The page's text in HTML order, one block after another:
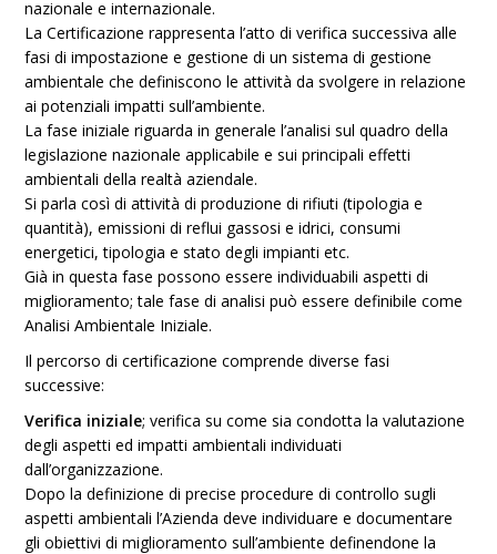
nazionale e internazionale.
La Certificazione rappresenta l’atto di verifica successiva alle
fasi di impostazione e gestione di un sistema di gestione
ambientale che definiscono le attività da svolgere in relazione
ai potenziali impatti sull’ambiente.
La fase iniziale riguarda in generale l’analisi sul quadro della
legislazione nazionale applicabile e sui principali effetti
ambientali della realtà aziendale.
Si parla così di attività di produzione di rifiuti (tipologia e
quantità), emissioni di reflui gassosi e idrici, consumi
energetici, tipologia e stato degli impianti etc.
Già in questa fase possono essere individuabili aspetti di
miglioramento; tale fase di analisi può essere definibile come
Analisi Ambientale Iniziale.
Il percorso di certificazione comprende diverse fasi
successive:
Verifica iniziale; verifica su come sia condotta la valutazione
degli aspetti ed impatti ambientali individuati
dall’organizzazione.
Dopo la definizione di precise procedure di controllo sugli
aspetti ambientali l’Azienda deve individuare e documentare
gli obiettivi di miglioramento sull’ambiente definendone la